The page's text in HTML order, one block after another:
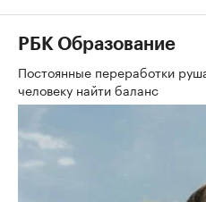
РБК Образование
Постоянные переработки
человеку найти баланс